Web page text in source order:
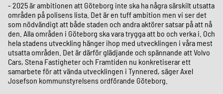
- 2025 är ambitionen att Göteborg inte ska ha några särskilt utsatta
områden på polisens lista. Det är en tuff ambition men vi ser det
som nödvändigt att både staden och andra aktörer satsar på att nå
den. Alla områden i Göteborg ska vara trygga att bo och verka i. Och
hela stadens utveckling hänger ihop med utvecklingen i våra mest
utsatta områden. Det är därför glädjande och spännande att Volvo
Cars, Stena Fastigheter och Framtiden nu konkretiserar ett
samarbete för att vända utvecklingen i Tynnered, säger Axel
Josefson kommunstyrelsens ordförande Göteborg.